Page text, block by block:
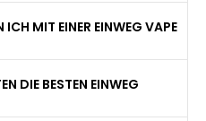
ICH MIT EINER EINWEG VAPE
DIE BESTEN EINWEG